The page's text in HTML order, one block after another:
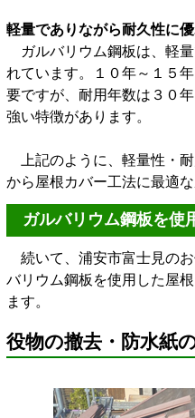
軽量でありながら耐久性に
ガルバリウム鋼板は、軽
れています。１０年～１５
要ですが、耐用年数は３０
強い特徴があります。
上記のように、軽量性・
から屋根カバー工法に最適な
ガルバリウム鋼板を使
続いて、浦安市富士見の
バリウム鋼板を使用した屋
ます。
役物の撤去・防水紙